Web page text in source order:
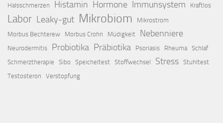
Halsschmerzen Histamin Hormone Immunsystem Kraftlos
Labor Leaky-gut Mikrobiom
Mikrostrom
Morbus Bechterew
Morbus Crohn Müdigkeit Nebenniere
Neurodermitis Probiotika Präbiotika Psoriasis Rheuma Schlaf
Schmerztherapie
Sibo Speicheltest Stoffwechsel Stress Stuhltest
Testosteron
Verstopfung